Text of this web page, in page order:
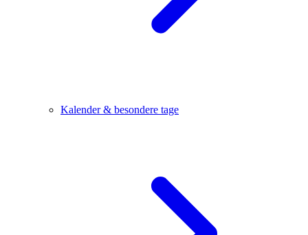
Kalender & besondere tage